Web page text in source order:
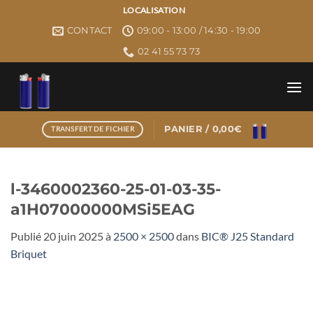
LOCALISATION
CONTACT
09:00 - 13:00 / 14:30 - 19:00
02 41 55 73 73
TRANSFERT DE FICHIER PANIER / 0,00€
l-3460002360-25-01-03-35-
a1H07000000MSi5EAG
Publié 20 juin 2025à 2500 × 2500dans BIC® J25 Standard
Briquet